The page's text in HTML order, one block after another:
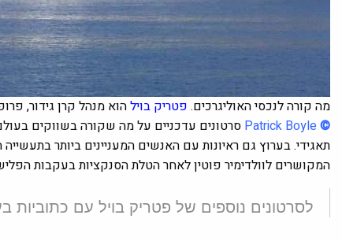
מה קורה לנכסי האוליגרכים. פטריק בוילהוא מנהל קרן גידור,
©
Patrick Boyle סרטונים עדכניים על מה שקורה בשווקים
תאגידי. בערוץ גם ראיונות עם האנשים המעניינים ביותר
המקושרים לוולדימיר פוטין לאחר הטלת הסנקציות בעקבות
לסרטונים נוספים של פטריק בויל עם כתוביות